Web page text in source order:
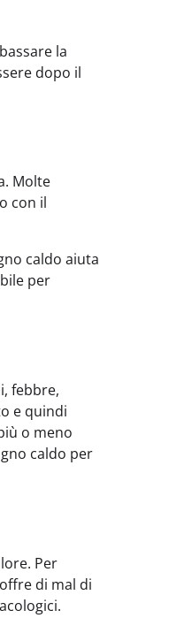
la
dopo il
Molte
con il
caldo aiuta
per
febbre,
e quindi
o meno
caldo per
Per
di mal di